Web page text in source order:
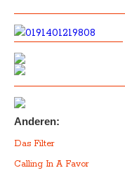
Anderen:
Das Filter
Calling In A Favor